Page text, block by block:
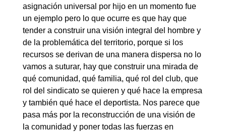
asignación universal por hijo en un momento fue
un ejemplo pero lo que ocurre es que hay que
tender a construir una visión integral del hombre y
de la problemática del territorio, porque si los
recursos se derivan de una manera dispersa no lo
vamos a suturar, hay que construir una mirada de
qué comunidad, qué familia, qué rol del club, que
rol del sindicato se quieren y qué hace la empresa
y también qué hace el deportista. Nos parece que
pasa más por la reconstrucción de una visión de
la comunidad y poner todas las fuerzas en